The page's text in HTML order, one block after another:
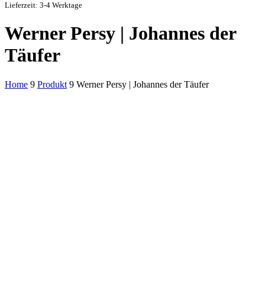
Lieferzeit: 3-4 Werktage
Werner Persy | Johannes der
Täufer
Home 9 Produkt 9 Werner Persy | Johannes der Täufer